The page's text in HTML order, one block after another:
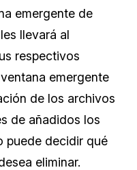
emergente de
llevará al
respectivos
emergente
de los archivos
de añadidos los
puede decidir qué
eliminar.